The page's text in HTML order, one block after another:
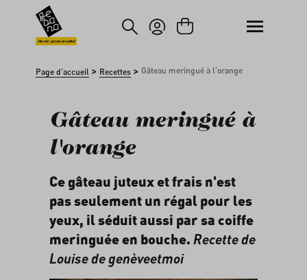
au contenu principal
Passer à la recherche
Marché paysan mondial
Page d'accueil > Recettes > Gâteau meringué à l'orange
Gâteau meringué à
l'orange
Ce gâteau juteux et frais n'est
pas seulement un régal pour les
yeux, il séduit aussi par sa coiffe
meringuée en bouche. Recette de
Louise degenèveetmoi